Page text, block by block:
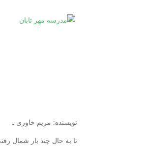
نویسنده: مریم خاوری ـ
تا به حال چند بار شمال